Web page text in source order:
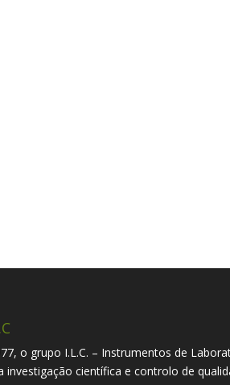
o grupo I.L.C. – Instrumentos de
investigação científica e controlo de